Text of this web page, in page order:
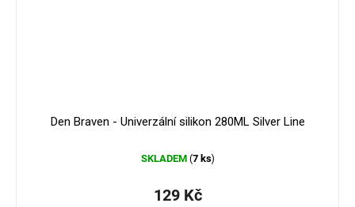
Den Braven - Univerzální silikon 280ML Silver Line
SKLADEM (7 ks)
129 Kč